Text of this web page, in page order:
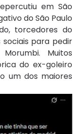
em São
do São Paulo
torcedores do
para pedir
Muitos
do ex-goleiro
um dos maiores